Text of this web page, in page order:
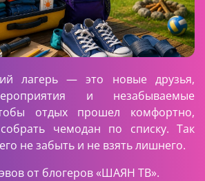
лагерь — это новые друзья,
и незабываемые
отдых прошел комфортно,
чемодан по списку. Так
не забыть и не взять лишнего.
от блогеров «ШАЯН ТВ».